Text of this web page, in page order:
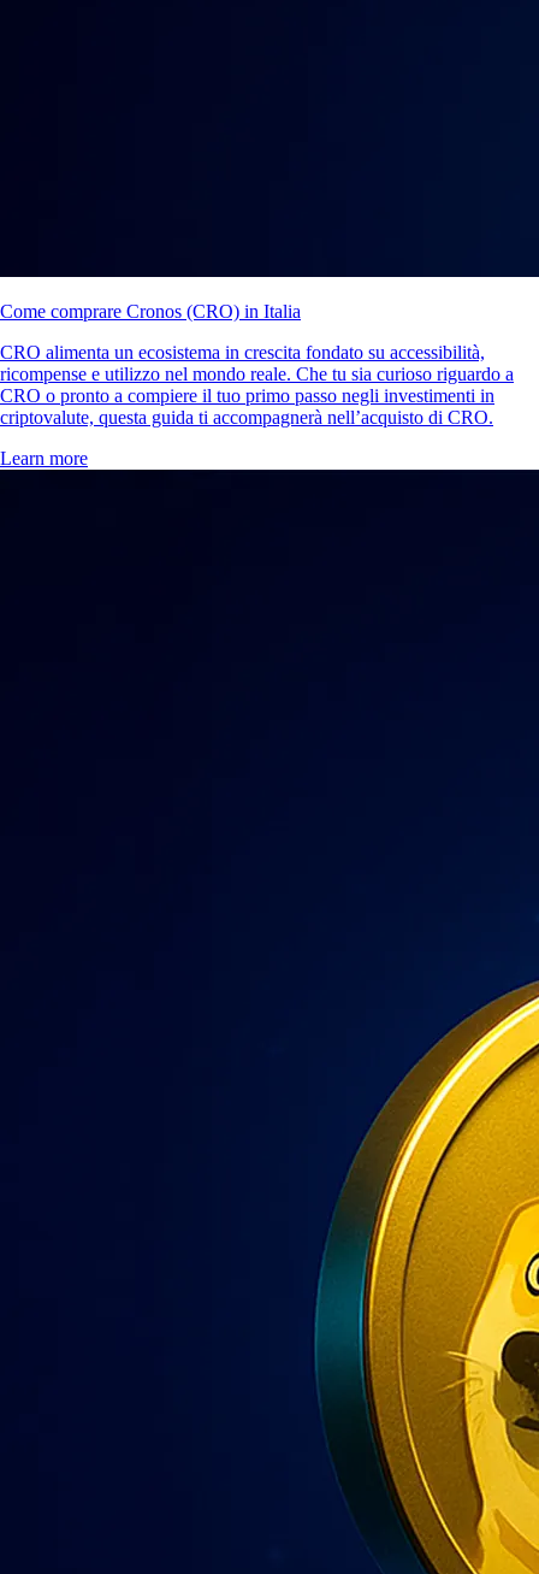
Come comprare Cronos (CRO) in Italia
CRO alimenta un ecosistema in crescita fondato su accessibilità,
ricompense e utilizzo nel mondo reale. Che tu sia curioso riguardo a
CRO o pronto a compiere il tuo primo passo negli investimenti in
criptovalute, questa guida ti accompagnerà nell’acquisto di CRO.
Learn more